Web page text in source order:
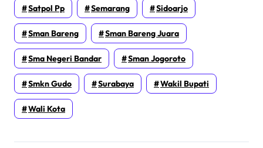
Satpol Pp Semarang Sidoarjo
Sman Bareng Sman Bareng Juara
Sma Negeri Bandar Sman Jogoroto
Smkn Gudo Surabaya Wakil Bupati
Wali Kota